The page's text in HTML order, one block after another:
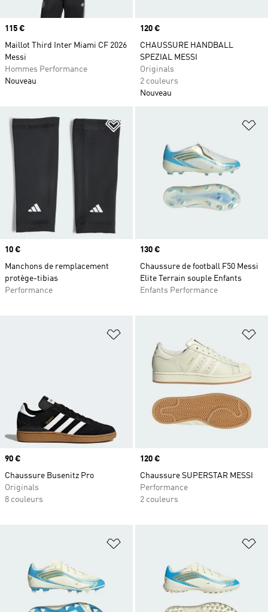
Prix
115 €
Maillot Third Inter Miami CF 2026
Messi
Hommes Performance
Nouveau
Prix
120 €
CHAUSSURE HANDBALL
SPEZIAL MESSI
Originals
2 couleurs
Nouveau
Ajouter à la Liste de produits
Prix
10 €
Manchons de remplacement
protège-tibias
Performance
Prix
130 €
Chaussure de football F50 Messi
Elite Terrain souple Enfants
Enfants Performance
Ajouter à la Liste de produits
Prix
90 €
Chaussure Busenitz Pro
Originals
8 couleurs
Prix
120 €
Chaussure SUPERSTAR MESSI
Performance
2 couleurs
Ajouter à la Liste de produits